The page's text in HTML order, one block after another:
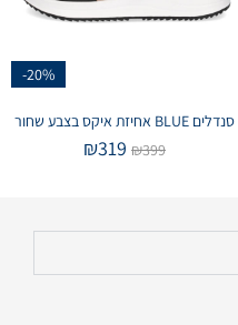
-20%
סנדלים BLUE אחיזת איקס בצבע שחור
₪399
₪319